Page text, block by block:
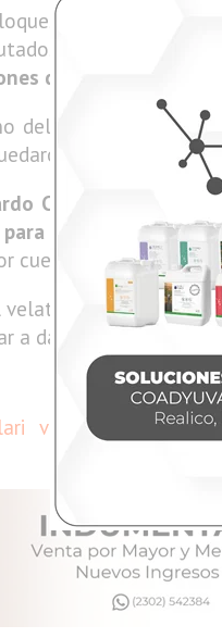
impulsaron
de
del Indio había
descartados.
Cifelli, c
onfirmó
para ofrecer, pero no
cuenta de la Policía
los
a darla el último adiós
velatorio